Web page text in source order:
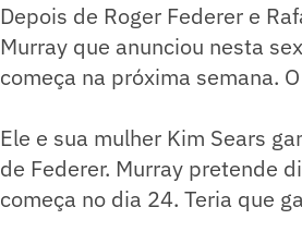
Depois de Roger Federer e
Murray que anunciou nesta
começa na próxima semana.
Ele e sua mulher Kim Sears
de Federer. Murray pretende
começa no dia 24. Teria que